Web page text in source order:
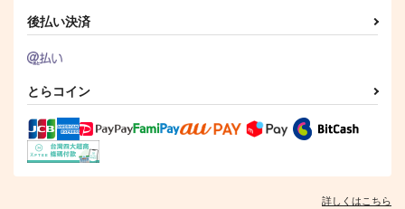
Fate Log Grand UNO
act on
1,430円（税込）
Fate/Grand Order
岸波白野
ギルガメッシュ
495円
Fate/Grand Order オー
1,887 円（税込）
Fate/Grand Order
藤丸立香（♂・♀）
フランケンシュタイン
サンプル
後払い決済
とらコイン
詳しくはこちら